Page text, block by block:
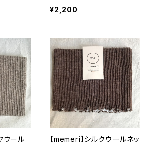
～25c
0135 フリーサイズ 日本製
【メメリ】
¥2,200
ウール
【memeri】シルクウールネッ